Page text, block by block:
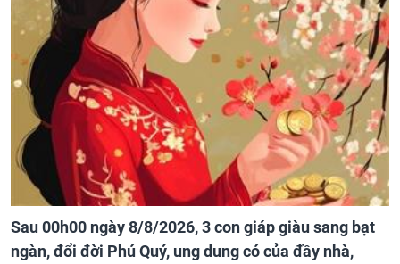
Sau 00h00 ngày 8/8/2026, 3 con giáp giàu sang bạt
ngàn, đổi đời Phú Quý, ung dung có của đầy nhà,